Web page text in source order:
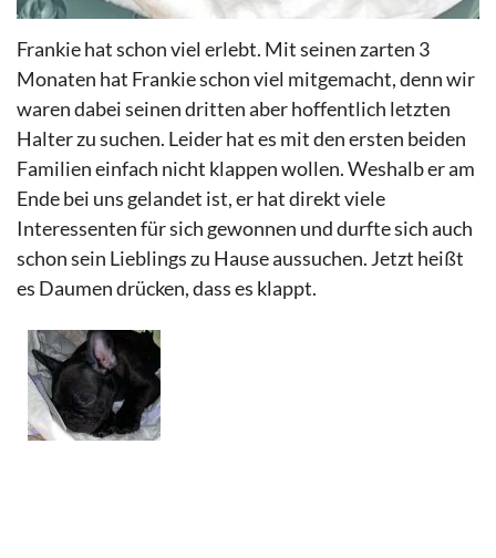
Frankie hat schon viel erlebt. Mit seinen zarten 3
Monaten hat Frankie schon viel mitgemacht, denn wir
waren dabei seinen dritten aber hoffentlich letzten
Halter zu suchen. Leider hat es mit den ersten beiden
Familien einfach nicht klappen wollen. Weshalb er am
Ende bei uns gelandet ist, er hat direkt viele
Interessenten für sich gewonnen und durfte sich auch
schon sein Lieblings zu Hause aussuchen. Jetzt heißt
es Daumen drücken, dass es klappt.